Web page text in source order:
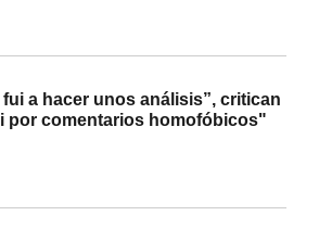
fui a hacer unos análisis”, critican
por comentarios homofóbicos"